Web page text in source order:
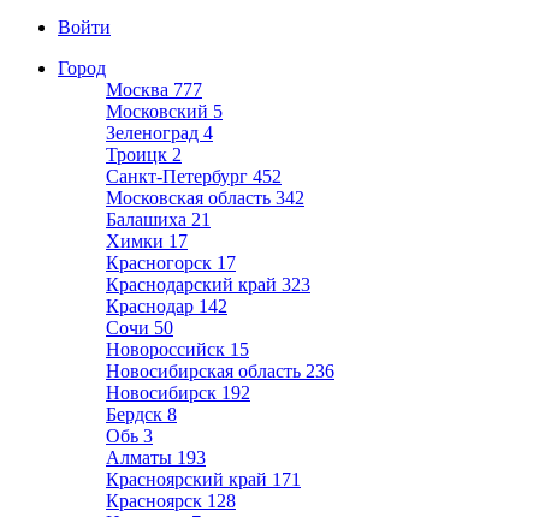
Войти
Город
Москва 777
Московский 5
Зеленоград 4
Троицк 2
Санкт-Петербург 452
Московская область 342
Балашиха 21
Химки 17
Красногорск 17
Краснодарский край 323
Краснодар 142
Сочи 50
Новороссийск 15
Новосибирская область 236
Новосибирск 192
Бердск 8
Обь 3
Алматы 193
Красноярский край 171
Красноярск 128